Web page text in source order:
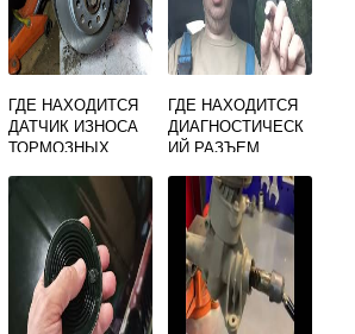
ГДЕ НАХОДИТСЯ
ДАТЧИК ИЗНОСА
ТОРМОЗНЫХ
OCTAVIA A5
ГДЕ НАХОДИТСЯ
ДИАГНОСТИЧЕСК
ИЙ РАЗЪЕМ